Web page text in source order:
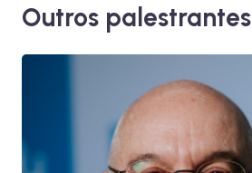
Outros palestrantes